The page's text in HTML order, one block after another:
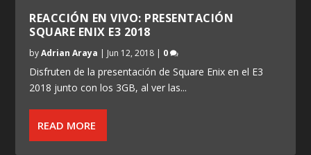
REACCIÓN EN VIVO: PRESENTACIÓN
SQUARE ENIX E3 2018
byAdrian Araya | Jun 12, 2018 | 0
Disfruten de la presentación de Square Enix en el E3
2018 junto con los 3GB, al ver las...
READ MORE